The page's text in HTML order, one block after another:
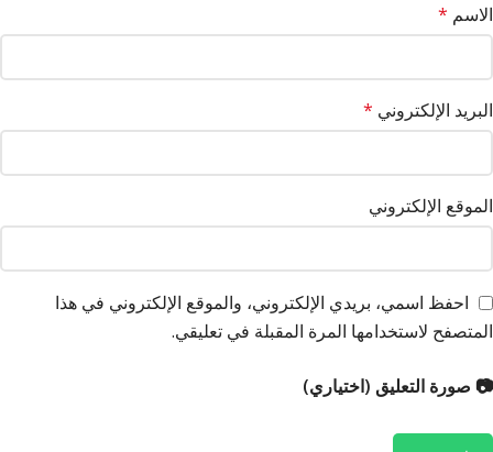
الاسم *
البريد الإلكتروني *
الموقع الإلكتروني
احفظ اسمي، بريدي الإلكتروني، والموقع الإلكتروني في هذا
المتصفح لاستخدامها المرة المقبلة في تعليقي.
📷 صورة التعليق (اختياري)